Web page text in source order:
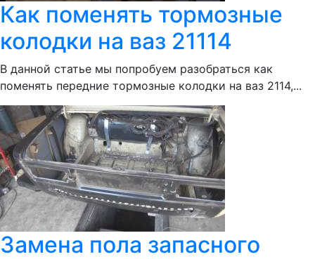
Как поменять тормозные
колодки на ваз 21114
В данной статье мы попробуем разобраться как
поменять передние тормозные колодки на ваз 2114,...
Замена пола запасного